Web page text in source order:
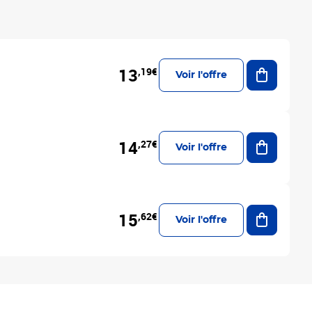
13,19€ Voir l'offre
Ajouter
14,27€ Voir l'offre
Ajouter
15,62€ Voir l'offre
Ajouter